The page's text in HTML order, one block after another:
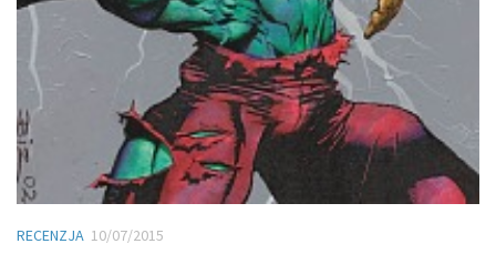
RECENZJA 10/07/2015